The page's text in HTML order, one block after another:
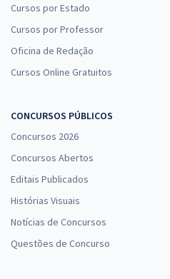
Cursos por Estado
Cursos por Professor
Oficina de Redação
Cursos Online Gratuitos
CONCURSOS PÚBLICOS
Concursos 2026
Concursos Abertos
Editais Publicados
Histórias Visuais
Notícias de Concursos
Questões de Concurso